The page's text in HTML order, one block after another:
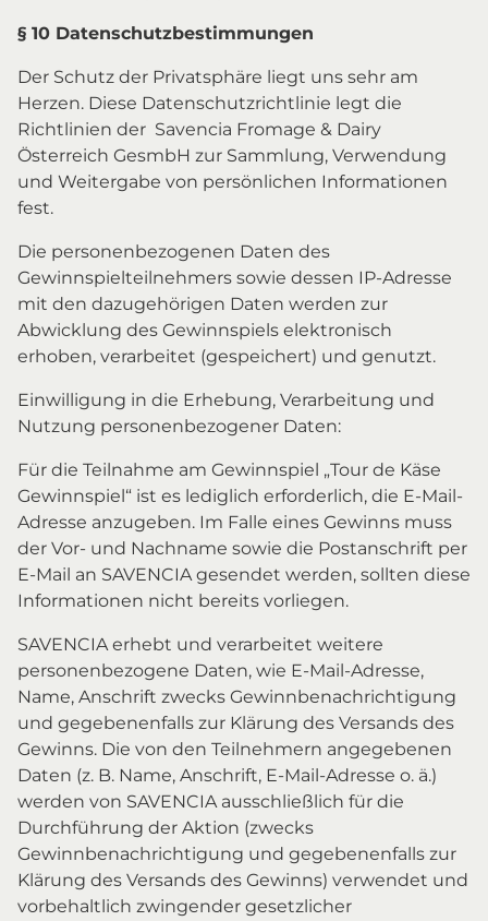
§ 10 Datenschutzbestimmungen
Der Schutz der Privatsphäre liegt uns sehr am
Herzen. Diese Datenschutzrichtlinie legt die
Richtlinien der Savencia Fromage & Dairy
Österreich GesmbH zur Sammlung, Verwendung
und Weitergabe von persönlichen Informationen
fest.
Die personenbezogenen Daten des
Gewinnspielteilnehmers sowie dessen IP-Adresse
mit den dazugehörigen Daten werden zur
Abwicklung des Gewinnspiels elektronisch
erhoben, verarbeitet (gespeichert) und genutzt.
Einwilligung in die Erhebung, Verarbeitung und
Nutzung personenbezogener Daten:
Für die Teilnahme am Gewinnspiel „Tour de Käse
Gewinnspiel“ ist es lediglich erforderlich, die E-Mail-
Adresse anzugeben. Im Falle eines Gewinns muss
der Vor- und Nachname sowie die Postanschrift per
E-Mail an SAVENCIA gesendet werden, sollten diese
Informationen nicht bereits vorliegen.
SAVENCIA erhebt und verarbeitet weitere
personenbezogene Daten, wie E-Mail-Adresse,
Name, Anschrift zwecks Gewinnbenachrichtigung
und gegebenenfalls zur Klärung des Versands des
Gewinns. Die von den Teilnehmern angegebenen
Daten (z. B. Name, Anschrift, E-Mail-Adresse o. ä.)
werden von SAVENCIA ausschließlich für die
Durchführung der Aktion (zwecks
Gewinnbenachrichtigung und gegebenenfalls zur
Klärung des Versands des Gewinns) verwendet und
vorbehaltlich zwingender gesetzlicher